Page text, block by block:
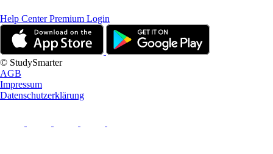
Help CenterPremium Login
© StudySmarter
AGB
Impressum
Datenschutzerklärung